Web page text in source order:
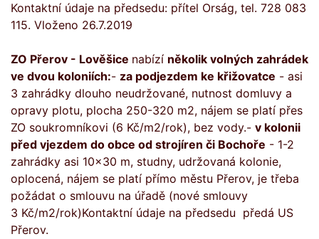
Kontaktní údaje na předsedu: přítel Orság, tel. 728 083
115. Vloženo 26.7.2019
ZO Přerov - Lověšice nabízí několik volných zahrádek
ve dvou koloniích:- za podjezdem ke křižovatce - asi
3 zahrádky dlouho neudržované, nutnost domluvy a
opravy plotu, plocha 250-320 m2, nájem se platí přes
ZO soukromníkovi (6 Kč/m2/rok), bez vody.- v kolonii
před vjezdem do obce od strojíren či Bochoře - 1-2
zahrádky asi 10x30 m, studny, udržovaná kolonie,
oplocená, nájem se platí přímo městu Přerov, je třeba
požádat o smlouvu na úřadě (nové smlouvy
3 Kč/m2/rok)Kontaktní údaje na předsedu předá US
Přerov.